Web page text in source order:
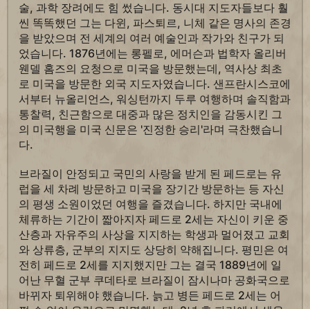
술, 과학 장려에도 힘 썼습니다. 동시대 지도자들보다 훨
씬 똑똑했던 그는 다윈, 파스퇴르, 니체 같은 명사의 존경
을 받았으며 전 세계의 여러 예술인과 작가와 친구가 되
었습니다. 1876년에는 롱펠로, 에머슨과 법학자 올리버
웬델 홈즈의 요청으로 미국을 방문했는데, 역사상 최초
로 미국을 방문한 외국 지도자였습니다. 샌프란시스코에
서부터 뉴올리언스, 워싱턴까지 두루 여행하며 솔직함과
통찰력, 친근함으로 대중과 많은 정치인을 감동시킨 그
의 미국행을 미국 신문은 '진정한 승리'라며 극찬했습니
다.
브라질이 안정되고 국민의 사랑을 받게 된 페드로는 유
럽을 세 차례 방문하고 미국을 장기간 방문하는 등 자신
의 평생 소원이었던 여행을 즐겼습니다. 하지만 국내에
체류하는 기간이 짧아지자 페드로 2세는 자신이 키운 중
산층과 자유주의 사상을 지지하는 학생과 멀어졌고 교회
와 상류층, 군부의 지지도 상당히 약해집니다. 평민은 여
전히 페드로 2세를 지지했지만 그는 결국 1889년에 일
어난 무혈 군부 쿠데타로 브라질이 잠시나마 공화국으로
바뀌자 퇴위해야 했습니다. 늙고 병든 페드로 2세는 어